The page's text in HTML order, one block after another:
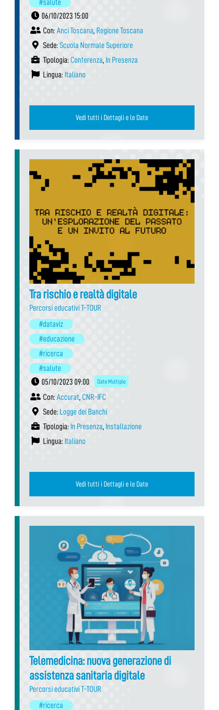
#salute
06/10/2023 15:00
Con: Anci Toscana, Regione Toscana
Sede: Scuola Normale Superiore
Tipologia: Conferenza, In Presenza
Lingua: Italiano
Vedi tutti i Dettagli e le Date
Tra rischio e realtà digitale
Percorsi educativi T-TOUR
#dataviz
#educazione
#ricerca
#salute
05/10/2023 09:00
Date Multiple
Con: Accurat, CNR-IFC
Sede: Logge dei Banchi
Tipologia: In Presenza, Installazione
Lingua: Italiano
Vedi tutti i Dettagli e le Date
Telemedicina: nuova generazione di
assistenza sanitaria digitale
Percorsi educativi T-TOUR
#ricerca